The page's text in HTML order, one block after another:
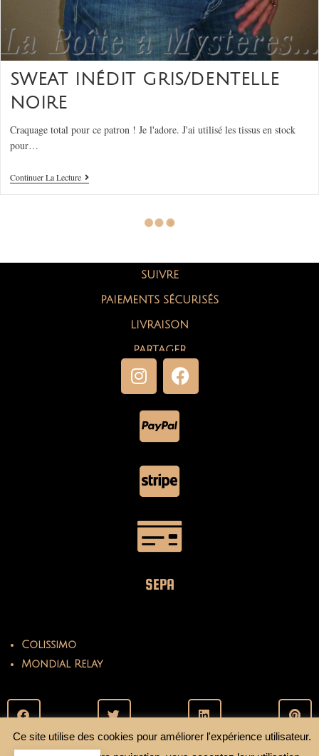
SWEAT INÉDIT GRIS/DENTELLE
NOIRE
Craquage total pour ce patron ! Je l'adore. J'ai utilisé les tissus en stock
pour…
Continuer La Lecture
IRRÉSISTIBLE DE NOEL
Voici mon premier (et pas le dernier) Irrésistible. Fait en coton élasthanne
Ce site utilise des cookies pour améliorer l'expérience utilisateur.